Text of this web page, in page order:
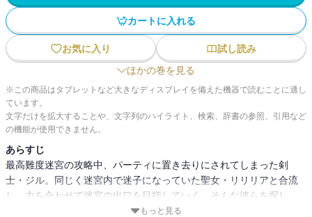
カートに入れる
お気に入り
試し読み
ほかの巻を見る
※この商品はタブレットなど大きなディスプレイを備えた機器で読むことに適し
ています。
文字だけを拡大することや、文字列のハイライト、検索、辞書の参照、引用など
の機能が使用できません。
あらすじ
最高難度迷宮の攻略中、パーティに置き去りにされてしまった剣
士・ジル。同じく迷宮内で迷子になっていた聖女・リリリアと合流
し、力を合わせて迷宮の出口を目指していく。そんな彼らを探し
に、ある人物が迷宮内に現れ・・・。方向音痴と方向音痴が出会う
もっと見る